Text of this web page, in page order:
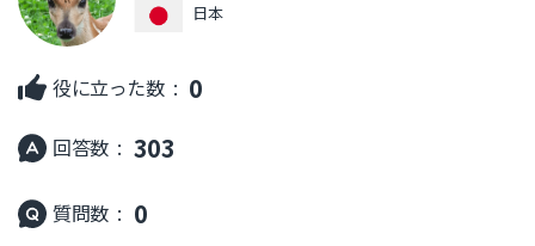
日本
役に立った数 : 0
回答数 : 303
質問数 : 0